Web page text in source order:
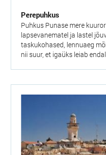
Perepuhkus
Puhkus Punase mere
lapsevanematel ja lastel
taskukohased, lennuaeg
nii suur, et igaüks leiab